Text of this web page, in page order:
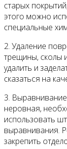
старых
этого можно
специальные
2. Удаление
трещины, сколы
удалить и
сказаться на
3.
неровная,
использовать
выравнивания.
закрепить